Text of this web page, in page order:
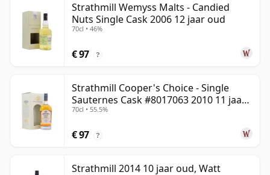
Strathmill Wemyss Malts - Candied
Nuts Single Cask 2006 12 jaar oud
70cl • 46%
€ 97 ?
Strathmill Cooper's Choice - Single
Sauternes Cask #8017063 2010 11 jaar
oud
70cl • 55.5%
€ 97 ?
Strathmill 2014 10 jaar oud, Watt